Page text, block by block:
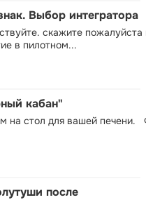
Выбор интегратора
скажите пожалуйста
в пилотном...
кабан"
на стол для вашей печени.
после